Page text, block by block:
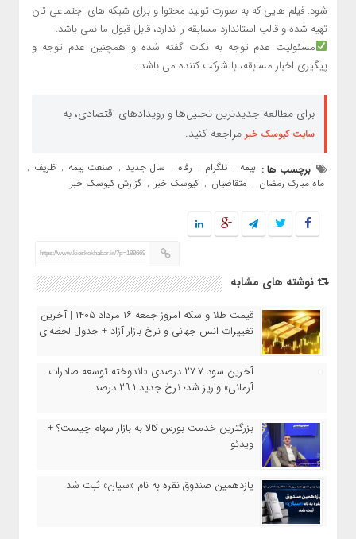
شود. فیلم هایی که به صورت تولید محتوا و برای شبکه های اجتماعی تان
تهیه شده و قالب استاندارد مسابقه را ندارد، قابل قبول ما نمی باشد.
مسئولیت عدم توجه به نکات گفته شده و همچنین عدم توجه و
پیگیری اخبار مسابقه، با شرکت کننده می باشد.
برای مطالعه جدیدترین تحلیل‌ها و رویدادهای اقتصادی، به
سایت کیوسک خبر مراجعه کنید.
برچسب ها : بیمه , تلگرام , رفاه , سال جدید , صنعت بیمه , ظریف ,
ماه مبارک رمضان , متقاضیان , کیوسک خبر , گزارش کیوسک خبر
https://www.kioskekhabar.ir/?p=188669
نوشته های مشابه
قیمت طلا و سکه امروز جمعه ۱۶ مرداد ۱۴۰۵ | آخرین
تغییرات انس جهانی و نرخ بازار آزاد + جدول لحظه‌ای
آخرین سود ۲۷.۷ درصدی «اندوخته توسعه صادرات
آرمانی» واریز شد؛ نرخ جدید ۲۹.۱ درصد
بزرگترین خدمت بورس کالا به بازار سهام چیست؟ +
ویدئو
یازدهمین صندوق نقره به نام «سیان» ثبت شد